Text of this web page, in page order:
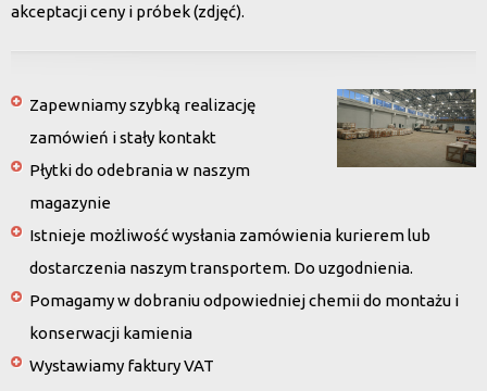
akceptacji ceny i próbek (zdjęć).
Zapewniamy szybką realizację
zamówień i stały kontakt
Płytki do odebrania w naszym
magazynie
Istnieje możliwość wysłania zamówienia kurierem lub
dostarczenia naszym transportem. Do uzgodnienia.
Pomagamy w dobraniu odpowiedniej chemii do montażu i
konserwacji kamienia
Wystawiamy faktury VAT